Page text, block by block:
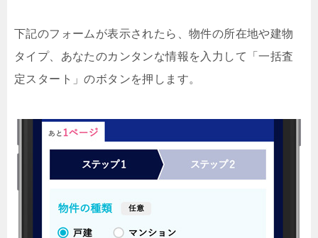
下記のフォームが表示されたら、物件の所在地や建物
タイプ、あなたのカンタンな情報を入力して「一括査
定スタート」のボタンを押します。